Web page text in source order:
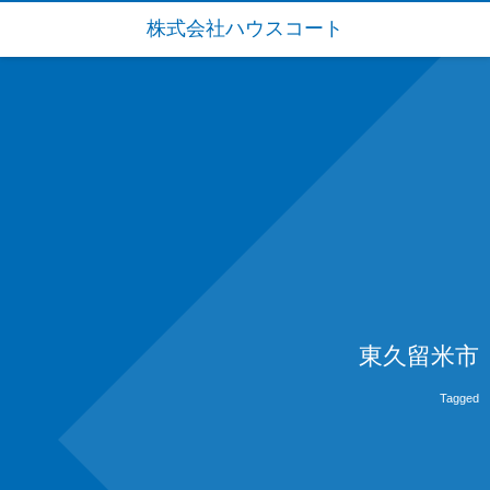
株式会社ハウスコート
東久留米市
Tagged